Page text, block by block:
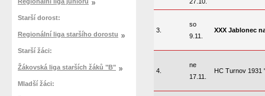
3.
so
9.11.
XXX Jablonec
4.
ne
17.11.
HC Turnov 1931
Starší dorost:
Regionální liga staršího dorostu
Starší žáci:
Žákovská liga starších žáků "B"
Mladší žáci: